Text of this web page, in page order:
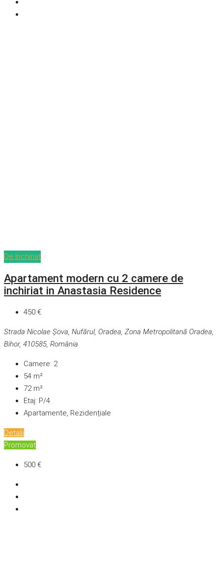
De închiriat
Apartament modern cu 2 camere de
inchiriat in Anastasia Residence
450 €
Strada Nicolae Șova, Nufărul, Oradea, Zona Metropolitană Oradea,
Bihor, 410585, România
Camere: 2
54 m²
72m²
Etaj: P/4
Apartamente, Rezidențiale
Detalii
Promovat
500 €